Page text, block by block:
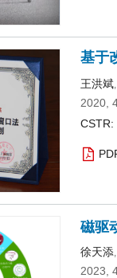
基于
王洪斌,
2020,
CSTR:
磁驱
徐天添,
2023,